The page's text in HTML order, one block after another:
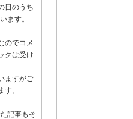
日のうち
ます。
のでコメ
クは受け
ますがご
す。
記事もそ